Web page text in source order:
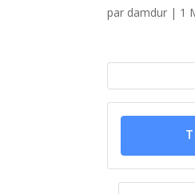
par damdur | 1